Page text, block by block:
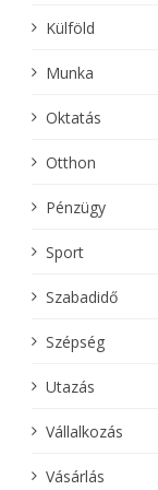
Külföld
Munka
Oktatás
Otthon
Pénzügy
Sport
Szabadidő
Szépség
Utazás
Vállalkozás
Vásárlás